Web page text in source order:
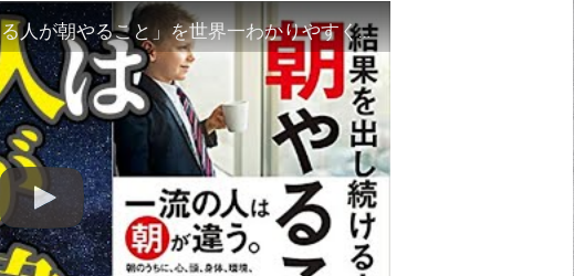
【ベストセラー】「結果を出し続ける人が朝やること」を世界一わかりやすく要約してみた【本要約】